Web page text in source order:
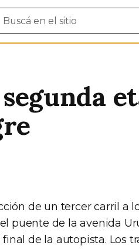
de un tercer carril a
puente de la avenida
de la autopista. Los